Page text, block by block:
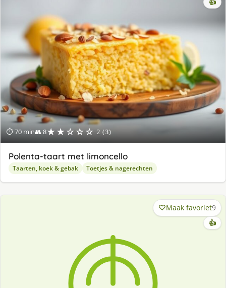
⏱ 70 min👥 8★★☆☆☆ 2 (3)
Polenta-taart met limoncello
Taarten, koek & gebak Toetjes & nagerechten
Maak favoriet9
👍